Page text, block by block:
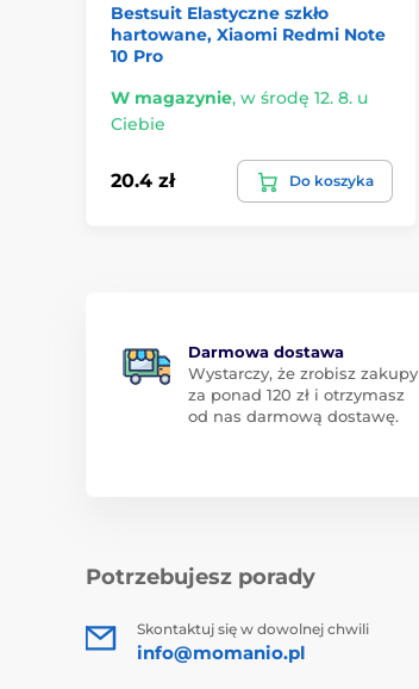
Bestsuit Elastyczne szkło
hartowane, Xiaomi Redmi Note
10 Pro
W magazynie, w środę 12. 8. u
Ciebie
20.4 zł Do koszyka
Darmowa dostawa
Wystarczy, że zrobisz zakupy
za ponad 120 zł i otrzymasz
od nas darmową dostawę.
Potrzebujesz porady
Skontaktuj się w dowolnej chwili
info@momanio.pl